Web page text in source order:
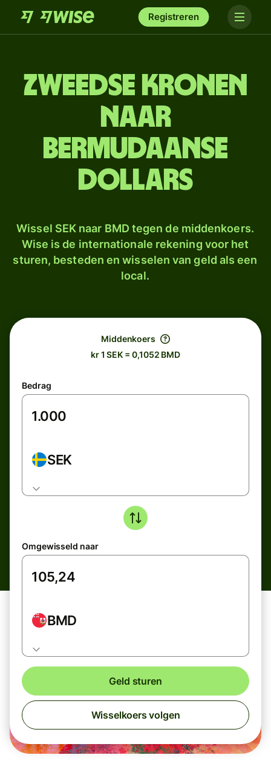
Registreren
Zweedse kronen
naar
Bermudaanse
dollars
Wissel SEK naar BMD tegen de middenkoers.
Wise is de internationale rekening voor het
sturen, besteden en wisselen van geld als een
local.
Middenkoers
kr 1 SEK = 0,1052 BMD
Bedrag
SEK
Omgewisseld naar
BMD
Geld sturen
Wisselkoers volgen